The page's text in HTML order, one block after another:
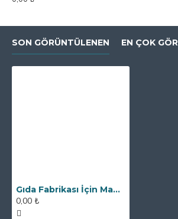
SON GÖRÜNTÜLENEN EN ÇOK
Gıda Fabrikası İçin Manyetik Elek Mıknatıs Seperatör - Kare - 5 Barlı
0,00 ₺